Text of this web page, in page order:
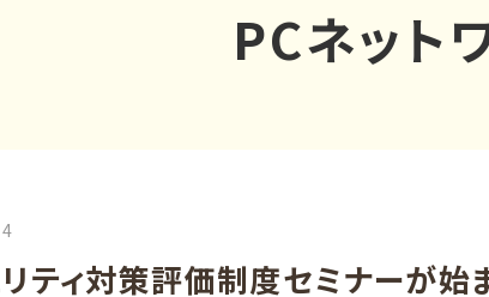
PCネット
ティ対策評価制度セミナーが始